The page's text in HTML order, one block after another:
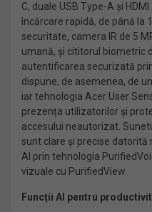
C, duale USB Type-A și
încărcare rapidă, de până la
securitate, camera IR de 5
umană, și cititorul biometric
autentificarea securizată
dispune, de asemenea, de
iar tehnologia Acer User
prezența utilizatorilor și
accesului neautorizat.
sunt clare și precise
AI prin tehnologia
vizuale cu PurifiedView.
Funcții AI pentru